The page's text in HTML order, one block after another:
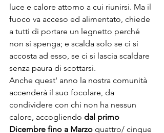
luce e calore attorno a cui riunirsi. Ma il
fuoco va acceso ed alimentato, chiede
a tutti di portare un legnetto perché
non si spenga; e scalda solo se ci si
accosta ad esso, se ci si lascia scaldare
senza paura di scottarsi.
Anche quest' anno la nostra comunità
accenderà il suo focolare, da
condividere con chi non ha nessun
calore, accogliendo dal primo
Dicembre fino a Marzo quattro/ cinque